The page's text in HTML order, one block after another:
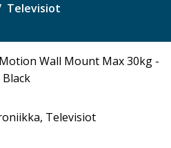
Televisiot
, Televisiot